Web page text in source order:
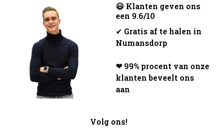
😃 Klanten geven ons
een 9.6/10
✔ Gratis af te halen in
Numansdorp
❤ 99% procent van onze
klanten beveelt ons
aan
Volg ons!